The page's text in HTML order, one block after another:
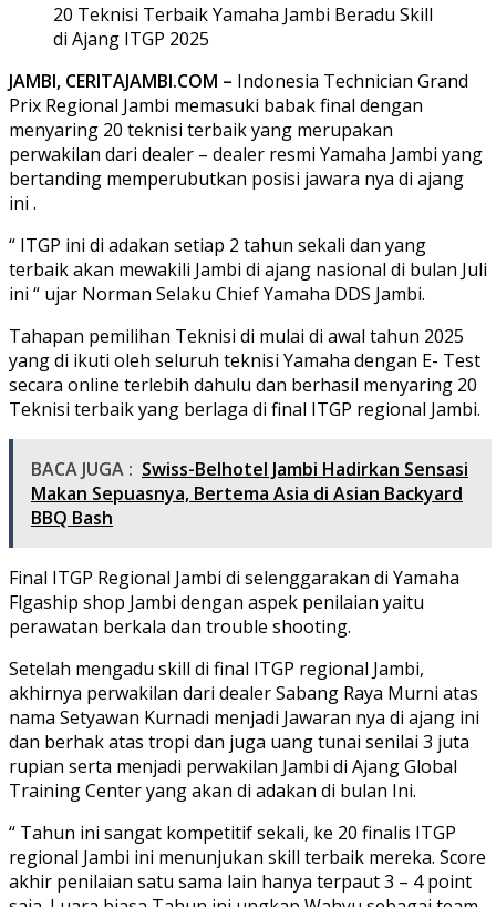
20 Teknisi Terbaik Yamaha Jambi Beradu Skill
di Ajang ITGP 2025
JAMBI, CERITAJAMBI.COM – Indonesia Technician Grand
Prix Regional Jambi memasuki babak final dengan
menyaring 20 teknisi terbaik yang merupakan
perwakilan dari dealer – dealer resmi Yamaha Jambi yang
bertanding memperubutkan posisi jawara nya di ajang
ini .
“ ITGP ini di adakan setiap 2 tahun sekali dan yang
terbaik akan mewakili Jambi di ajang nasional di bulan Juli
ini “ ujar Norman Selaku Chief Yamaha DDS Jambi.
Tahapan pemilihan Teknisi di mulai di awal tahun 2025
yang di ikuti oleh seluruh teknisi Yamaha dengan E- Test
secara online terlebih dahulu dan berhasil menyaring 20
Teknisi terbaik yang berlaga di final ITGP regional Jambi.
BACA JUGA : Swiss-Belhotel Jambi Hadirkan Sensasi
Makan Sepuasnya, Bertema Asia di Asian Backyard
BBQ Bash
Final ITGP Regional Jambi di selenggarakan di Yamaha
Flgaship shop Jambi dengan aspek penilaian yaitu
perawatan berkala dan trouble shooting.
Setelah mengadu skill di final ITGP regional Jambi,
akhirnya perwakilan dari dealer Sabang Raya Murni atas
nama Setyawan Kurnadi menjadi Jawaran nya di ajang ini
dan berhak atas tropi dan juga uang tunai senilai 3 juta
rupian serta menjadi perwakilan Jambi di Ajang Global
Training Center yang akan di adakan di bulan Ini.
“ Tahun ini sangat kompetitif sekali, ke 20 finalis ITGP
regional Jambi ini menunjukan skill terbaik mereka. Score
akhir penilaian satu sama lain hanya terpaut 3 – 4 point